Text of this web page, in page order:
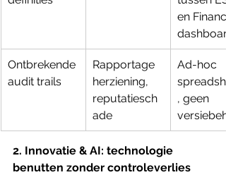
en
Ontbrekende
audit trails
Rapportage
herziening,
reputatiesch
ade
Ad-hoc
, geen
2. Innovatie & AI: technologie
benutten zonder controleverlies